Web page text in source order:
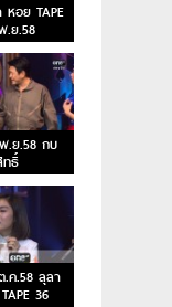
หอย TAPE
.ย.58
.ย.58 กบ
ทธิ์
ค.58 ลุลา
36